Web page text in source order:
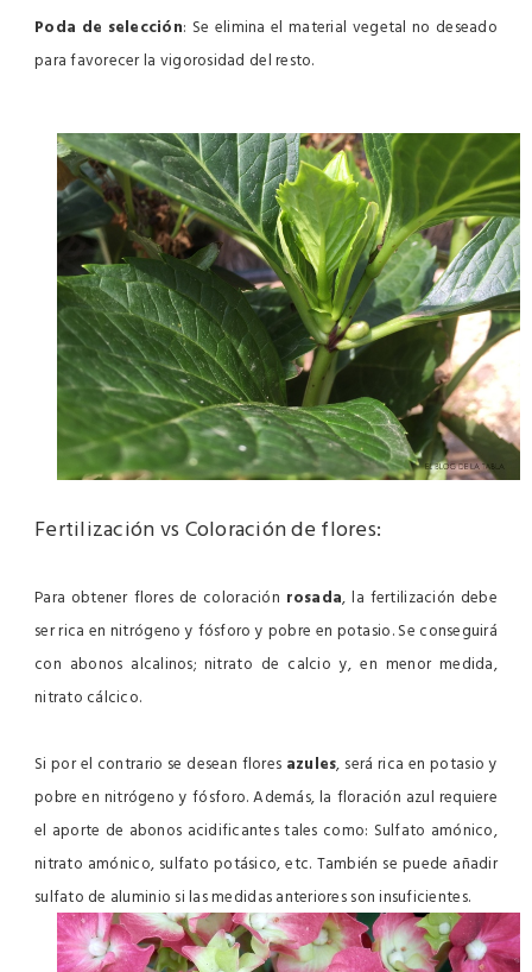
Poda de selección: Se elimina el material vegetal no deseado
para favorecer la vigorosidad del resto.
Fertilización vs Coloración de flores:
Para obtener flores de coloración rosada, la fertilización debe
ser rica en nitrógeno y fósforo y pobre en potasio. Se conseguirá
con abonos alcalinos; nitrato de calcio y, en menor medida,
nitrato cálcico.
Si por el contrario se desean flores azules, será rica en potasio y
pobre en nitrógeno y fósforo. Además, la floración azul requiere
el aporte de abonos acidificantes tales como: Sulfato amónico,
nitrato amónico, sulfato potásico, etc. También se puede añadir
sulfato de aluminio si las medidas anteriores son insuficientes.